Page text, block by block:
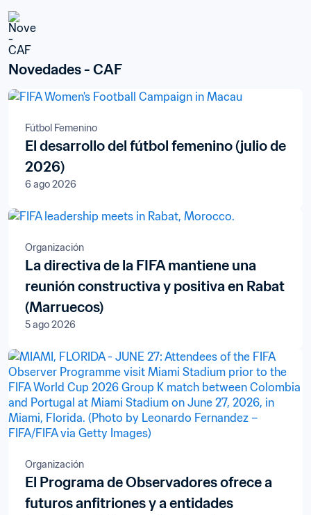
Novedades - CAF
Fútbol Femenino
El desarrollo del fútbol femenino (julio de
2026)
6 ago 2026
Organización
La directiva de la FIFA mantiene una
reunión constructiva y positiva en Rabat
(Marruecos)
5 ago 2026
Organización
El Programa de Observadores ofrece a
futuros anfitriones y a entidades